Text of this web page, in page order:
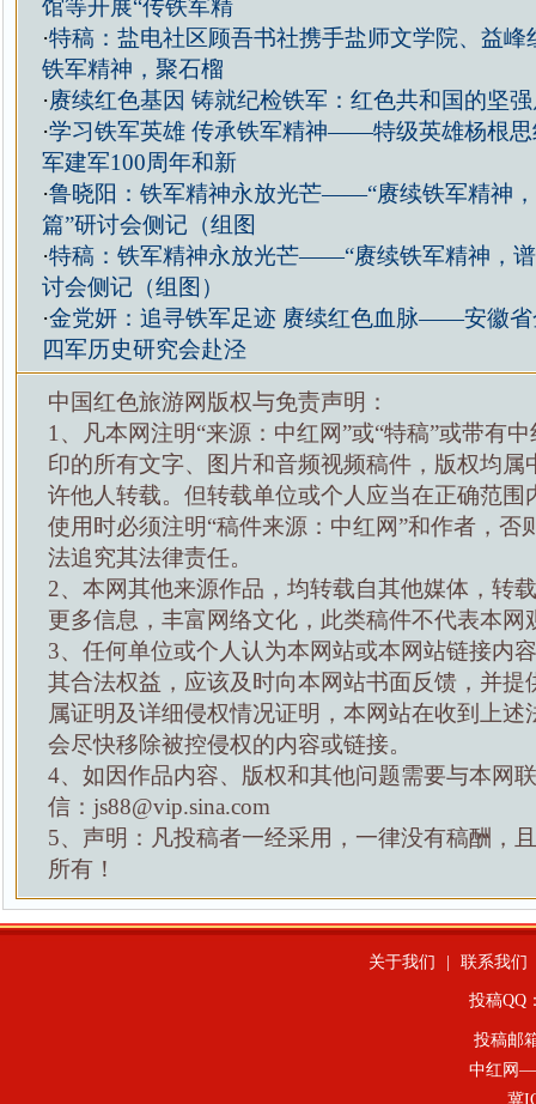
馆等开展“传铁军精
·特稿：盐电社区顾吾书社携手盐师文学院、益峰
铁军精神，聚石榴
·赓续红色基因 铸就纪检铁军：红色共和国的坚
·学习铁军英雄 传承铁军精神——特级英雄杨根思
军建军100周年和新
·鲁晓阳：铁军精神永放光芒——“赓续铁军精神
篇”研讨会侧记（组图
·特稿：铁军精神永放光芒——“赓续铁军精神，
讨会侧记（组图）
·金党妍：追寻铁军足迹 赓续红色血脉——安徽省
四军历史研究会赴泾
中国红色旅游网版权与免责声明：
1、凡本网注明“来源：中红网”或“特稿”或带有
印的所有文字、图片和音频视频稿件，版权均属
许他人转载。但转载单位或个人应当在正确范围
使用时必须注明“稿件来源：中红网”和作者，否
法追究其法律责任。
2、本网其他来源作品，均转载自其他媒体，转
更多信息，丰富网络文化，此类稿件不代表本网
3、任何单位或个人认为本网站或本网站链接内
其合法权益，应该及时向本网站书面反馈，并提
属证明及详细侵权情况证明，本网站在收到上述
会尽快移除被控侵权的内容或链接。
4、如因作品内容、版权和其他问题需要与本网
信：js88@vip.sina.com
5、声明：凡投稿者一经采用，一律没有稿酬，
所有！
关于我们 联系我们
投稿QQ
投稿邮
中红网—
冀